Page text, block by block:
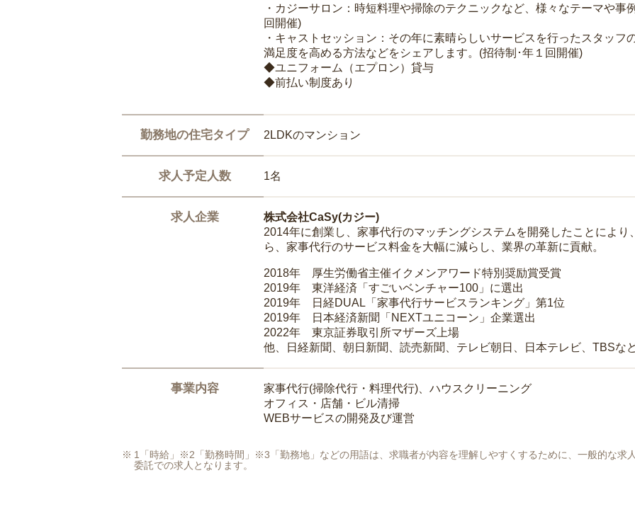
・カジーサロン：時短料理や掃除のテクニックなど、様々なテーマや事
回開催)
・キャストセッション：その年に素晴らしいサービスを行ったスタッ
満足度を高める方法などをシェアします。(招待制･年１回開催)
◆ユニフォーム（エプロン）貸与
◆前払い制度あり
勤務地の住宅タイプ 2LDKのマンション
求人予定人数 1名
求人企業
株式会社CaSy(カジー)
2014年に創業し、家事代行のマッチングシステムを開発したことによ
ら、家事代行のサービス料金を大幅に減らし、業界の革新に貢献。
2018年 厚生労働省主催イクメンアワード特別奨励賞受賞
2019年 東洋経済「すごいベンチャー100」に選出
2019年 日経DUAL「家事代行サービスランキング」第1位
2019年 日本経済新聞「NEXTユニコーン」企業選出
2022年 東京証券取引所マザーズ上場
他、日経新聞、朝日新聞、読売新聞、テレビ朝日、日本テレビ、TBSな
事業内容
家事代行(掃除代行・料理代行)、ハウスクリーニング
オフィス・店舗・ビル清掃
WEBサービスの開発及び運営
1「時給」※2「勤務時間」※3「勤務地」などの用語は、求職者が内容を理解しやすくするために、一般的な求
委託での求人となります。